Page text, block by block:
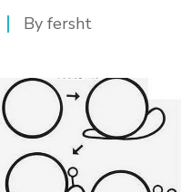
By fersht